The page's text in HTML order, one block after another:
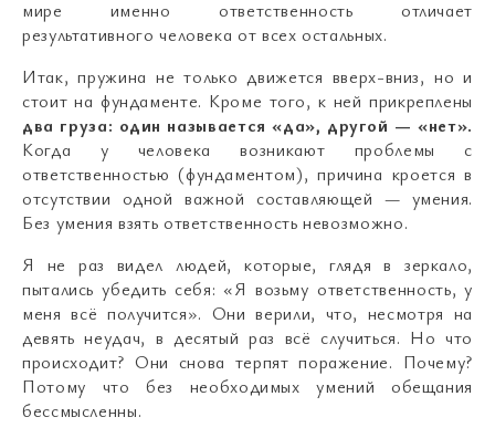
мире именно ответственность отличает
результативного человека от всех остальных.
Итак, пружина не только движется вверх-вниз, но и
стоит на фундаменте. Кроме того, к ней прикреплены
два груза: один называется «да», другой — «нет».
Когда у человека возникают проблемы с
ответственностью (фундаментом), причина кроется в
отсутствии одной важной составляющей — умения.
Без умения взять ответственность невозможно.
Я не раз видел людей, которые, глядя в зеркало,
пытались убедить себя: «Я возьму ответственность, у
меня всё получится». Они верили, что, несмотря на
девять неудач, в десятый раз всё случиться. Но что
происходит? Они снова терпят поражение. Почему?
Потому что без необходимых умений обещания
бессмысленны.